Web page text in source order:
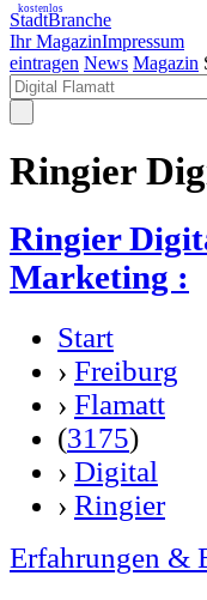
StadtBranche
Ihr MagazinImpressum
kostenlos
eintragen News Magazin
Ringier
Ringier
Marketing :
Start
› Freiburg
› Flamatt
(3175)
› Digital
› Ringier
Erfahrungen &